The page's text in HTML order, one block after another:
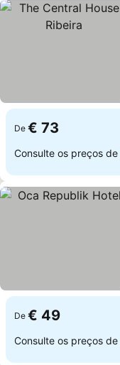
De € 73
Consulte os preços de
De € 49
Consulte os preços de